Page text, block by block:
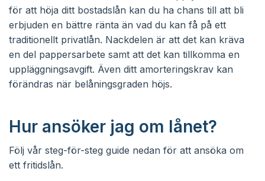
för att höja ditt bostadslån kan du ha chans till att bli
erbjuden en bättre ränta än vad du kan få på ett
traditionellt privatlån. Nackdelen är att det kan kräva
en del pappersarbete samt att det kan tillkomma en
uppläggningsavgift. Även ditt amorteringskrav kan
förändras när belåningsgraden höjs.
Hur ansöker jag om lånet?
Följ vår steg-för-steg guide nedan för att ansöka om
ett fritidslån.